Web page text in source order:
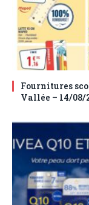
Fournitures
Vallée – 14/08/